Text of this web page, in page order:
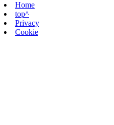
Home
top^
Privacy
Cookie